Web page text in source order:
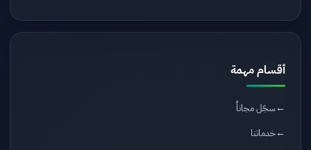
أقسام مهمة
سجّل مجاناً
خدماتنا